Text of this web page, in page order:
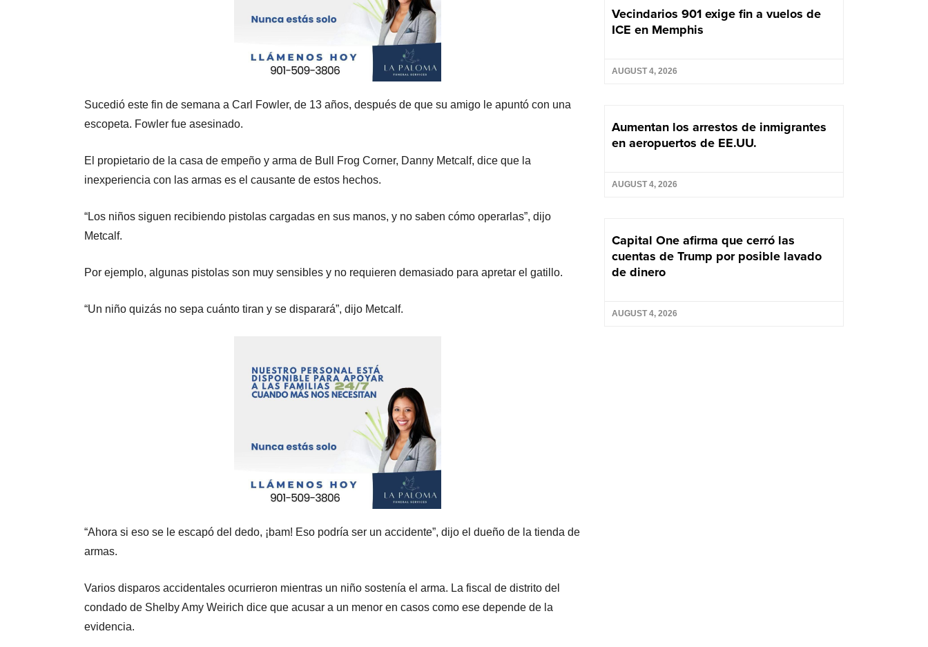
Vecindarios 901 exige fin a vuelos de
ICE en Memphis
AUGUST 4, 2026
Aumentan los arrestos de inmigrantes
en aeropuertos de EE.UU.
AUGUST 4, 2026
Capital One afirma que cerró las
cuentas de Trump por posible lavado
de dinero
AUGUST 4, 2026
Sucedió este fin de semana a Carl Fowler, de 13 años, después de que su amigo le apuntó con una
escopeta. Fowler fue asesinado.
El propietario de la casa de empeño y arma de Bull Frog Corner, Danny Metcalf, dice que la
inexperiencia con las armas es el causante de estos hechos.
“Los niños siguen recibiendo pistolas cargadas en sus manos, y no saben cómo operarlas”, dijo
Metcalf.
Por ejemplo, algunas pistolas son muy sensibles y no requieren demasiado para apretar el gatillo.
“Un niño quizás no sepa cuánto tiran y se disparará”, dijo Metcalf.
“Ahora si eso se le escapó del dedo, ¡bam! Eso podría ser un accidente”, dijo el dueño de la tienda de
armas.
Varios disparos accidentales ocurrieron mientras un niño sostenía el arma. La fiscal de distrito del
condado de Shelby Amy Weirich dice que acusar a un menor en casos como ese depende de la
evidencia.